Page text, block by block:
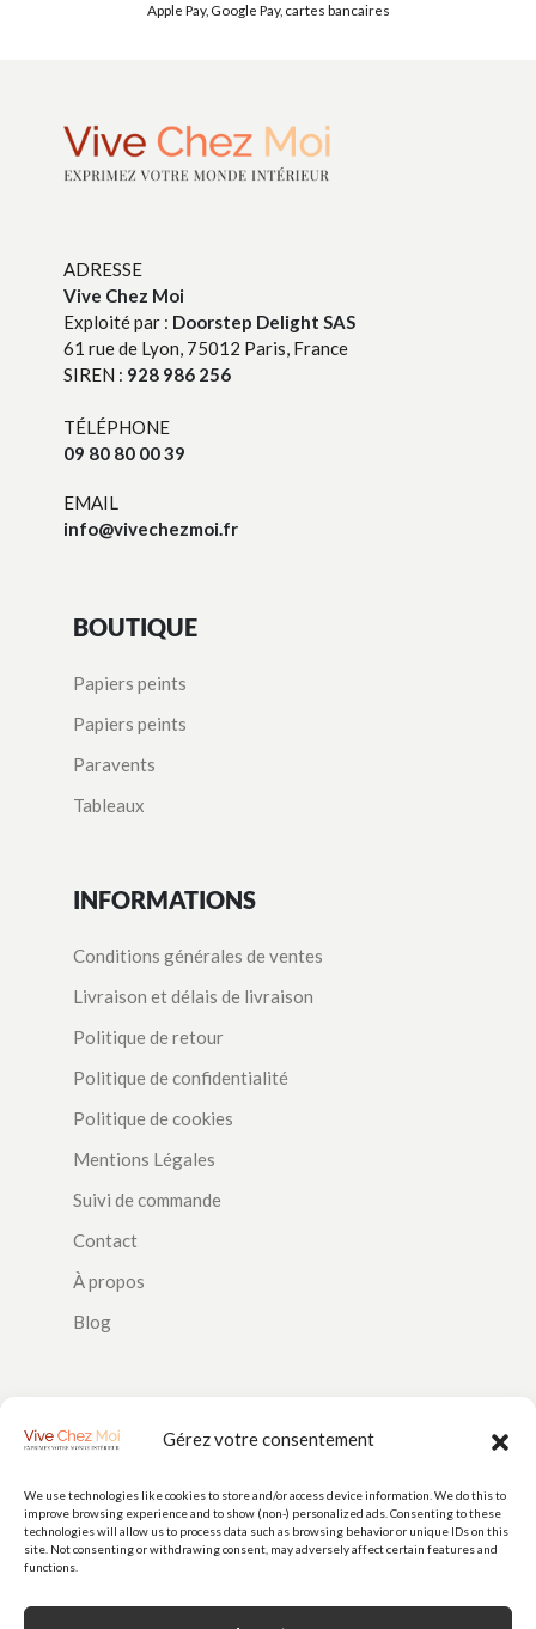
Gérez votre consentement
We use technologies like cookies to store and/or access device information. We do this to
improve browsing experience and to show (non-) personalized ads. Consenting to these
technologies will allow us to process data such as browsing behavior or unique IDs on this
site. Not consenting or withdrawing consent, may adversely affect certain features and
functions.
Apple Pay, Google Pay, cartes bancaires
ADRESSE
Vive Chez Moi
Exploité par : Doorstep Delight SAS
61 rue de Lyon, 75012 Paris, France
SIREN : 928 986 256
TÉLÉPHONE
09 80 80 00 39
EMAIL
info@vivechezmoi.fr
BOUTIQUE
Papiers peints
Papiers peints
Paravents
Tableaux
INFORMATIONS
Conditions générales de ventes
Livraison et délais de livraison
Politique de retour
Politique de confidentialité
Politique de cookies
Mentions Légales
Suivi de commande
Contact
À propos
Blog
PAIEMENTS